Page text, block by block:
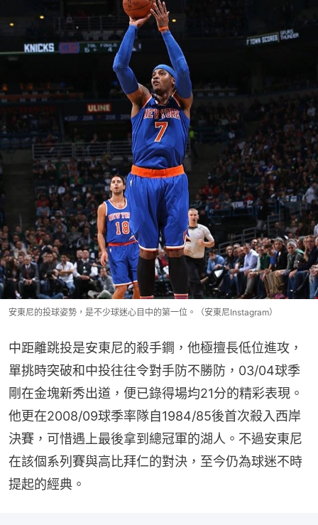
安東尼的投球姿勢，是不少球迷心目中的第一位。（安東尼Instagram）
中距離跳投是安東尼的殺手鐧，他極擅長低位進攻，
單挑時突破和中投往往令對手防不勝防，03/04球季
剛在金塊新秀出道，便已錄得場均21分的精彩表現。
他更在2008/09球季率隊自1984/85後首次殺入西岸
決賽，可惜遇上最後拿到總冠軍的湖人。不過安東尼
在該個系列賽與高比拜仁的對決，至今仍為球迷不時
提起的經典。